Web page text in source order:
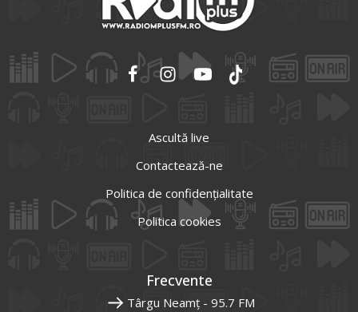
Ascultă live
Contactează-ne
Politica de confidențialitate
Politica cookies
Frecvente
Târgu Neamț - 95.7 FM